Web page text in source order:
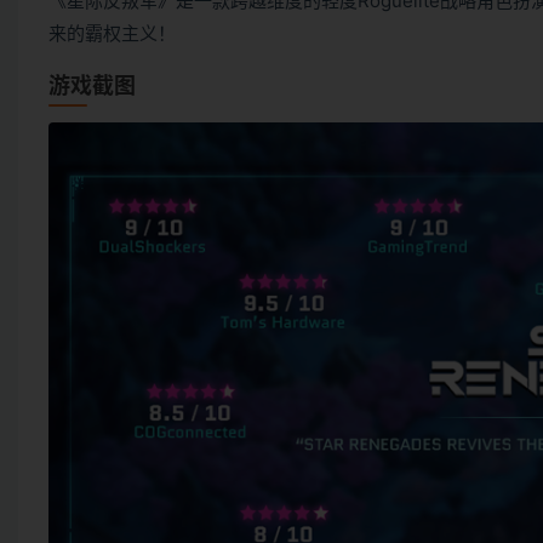
来的霸权主义！
游戏截图